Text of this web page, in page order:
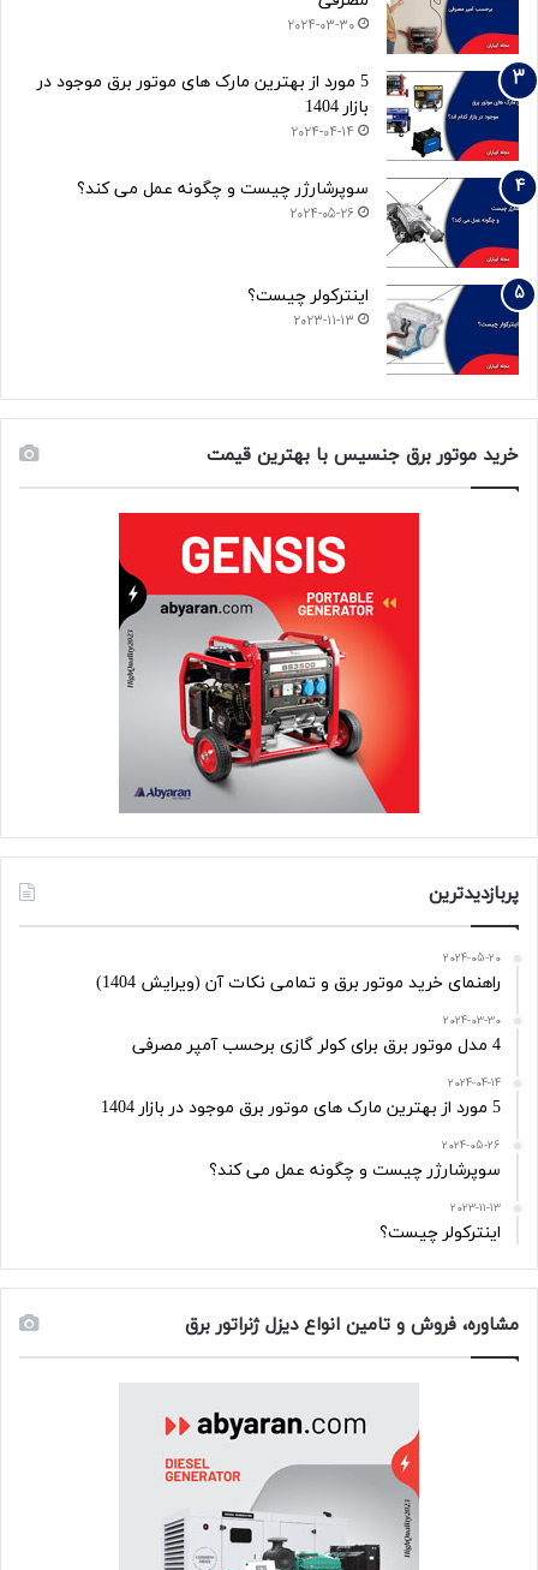
2024-03-30
5 مورد از بهترین مارک های موتور برق موجود در
بازار 1404
2024-04-14
سوپرشارژر چیست و چگونه عمل می کند؟
2024-05-26
اینترکولر چیست؟
2023-11-13
خرید موتور برق جنسیس با بهترین قیمت
پربازدیدترین
2024-05-20
راهنمای خرید موتور برق و تمامی نکات آن (ویرایش 1404)
2024-03-30
4 مدل موتور برق برای کولر گازی برحسب آمپر مصرفی
2024-04-14
5 مورد از بهترین مارک های موتور برق موجود در بازار 1404
2024-05-26
سوپرشارژر چیست و چگونه عمل می کند؟
2023-11-13
اینترکولر چیست؟
مشاوره، فروش و تامین انواع دیزل ژنراتور برق